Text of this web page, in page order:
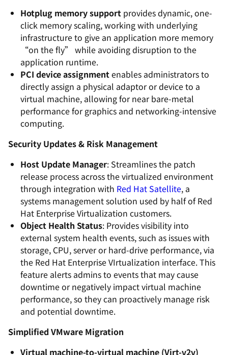
Hotplug memory support provides dynamic, one-
click memory scaling, working with underlying
infrastructure to give an application more memory
“on the fly” while avoiding disruption to the
application runtime.
PCI device assignmentenables administrators to
directly assign a physical adaptor or device to a
virtual machine, allowing for near bare-metal
performance for graphics and networking-intensive
computing.
Security Updates & Risk Management
Host Update Manager: Streamlines the patch
release process across the virtualized environment
through integration with Red Hat Satellite, a
systems management solution used by half of Red
Hat Enterprise Virtualization customers.
Object Health Status: Provides visibility into
external system health events, such as issues with
storage, CPU, server or hard-drive performance, via
the Red Hat Enterprise VIrtualization interface. This
feature alerts admins to events that may cause
downtime or negatively impact virtual machine
performance, so they can proactively manage risk
and potential downtime.
Simplified VMware Migration
Virtual machine-to-virtual machine (Virt-v2v)